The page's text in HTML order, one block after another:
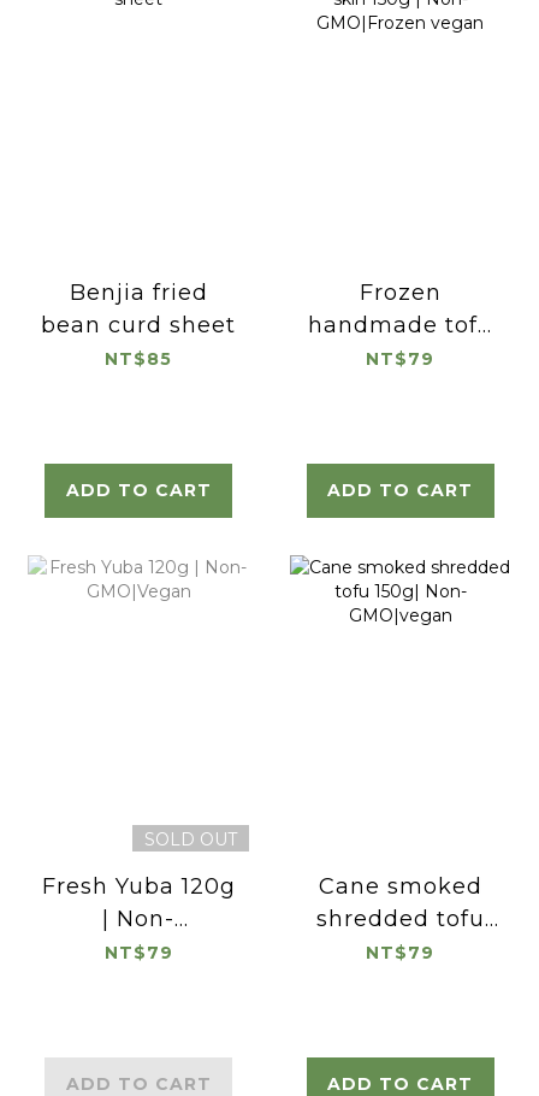
Benjia fried
bean curd sheet
NT$85
ADD TO CART
Frozen
handmade tofu
skin 150g | Non-
NT$79
ADD TO CART
SOLD OUT
Fresh Yuba 120g
| Non-
GMO|Vegan
NT$79
ADD TO CART
Cane smoked
shredded tofu
150g| Non-
NT$79
ADD TO CART